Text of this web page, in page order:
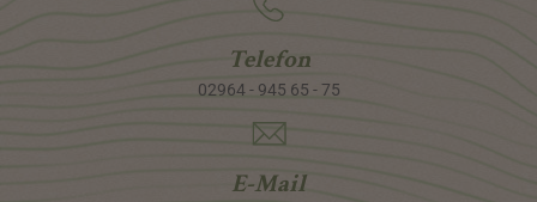
Telefon
02964 - 945 65 - 75
E-Mail